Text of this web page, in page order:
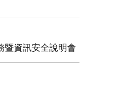
暨資訊安全說明會